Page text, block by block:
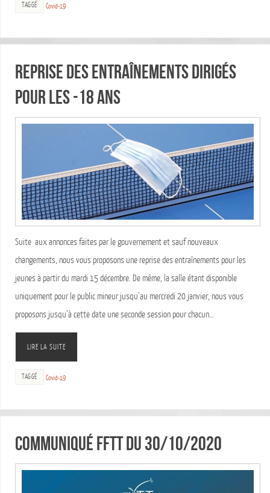
TAGGÉ Covid-19
Reprise des entraînements dirigés
pour les -18 ans
Suite aux annonces faites par le gouvernement et sauf nouveaux
changements, nous vous proposons une reprise des entraînements pour les
jeunes à partir du mardi 15 décembre. De même, la salle étant disponible
uniquement pour le public mineur jusqu’au mercredi 20 janvier, nous vous
proposons jusqu’à cette date une seconde session pour chacun…
LIRE LA SUITE
TAGGÉ Covid-19
Communiqué FFTT du 30/10/2020